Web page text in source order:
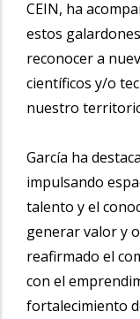
CEIN, ha
estos
reconocer a
científicos y/o
nuestro
García ha
impulsando
talento y el
generar valor y
reafirmado el
con el
fortalecimiento